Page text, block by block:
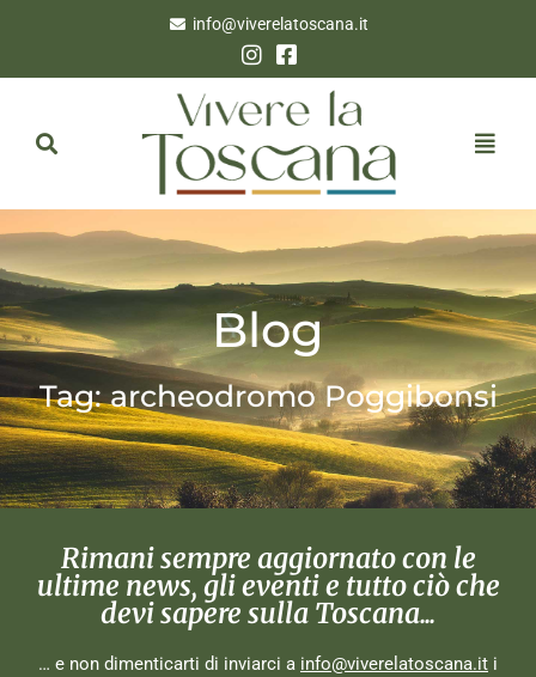
info@viverelatoscana.it
Blog
Tag: archeodromo Poggibonsi
Rimani sempre aggiornato con le
ultime news, gli eventi e tutto ciò che
devi sapere sulla Toscana...
… e non dimenticarti di inviarci a info@viverelatoscana.it i